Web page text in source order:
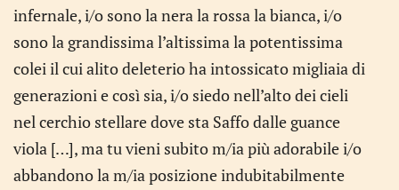
infernale, i/o sono la nera la rossa la bianca, i/o
sono la grandissima l’altissima la potentissima
colei il cui alito deleterio ha intossicato migliaia di
generazioni e così sia, i/o siedo nell’alto dei cieli
nel cerchio stellare dove sta Saffo dalle guance
viola […], ma tu vieni subito m/ia più adorabile i/o
abbandono la m/ia posizione indubitabilmente